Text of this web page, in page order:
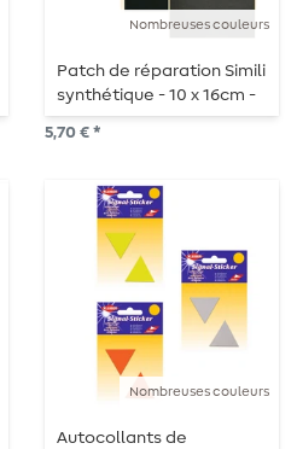
Nombreuses couleurs
Patch de réparation Simili
synthétique - 10 x 16cm -
autocollant
5,70 € *
Nombreuses couleurs
Autocollants de